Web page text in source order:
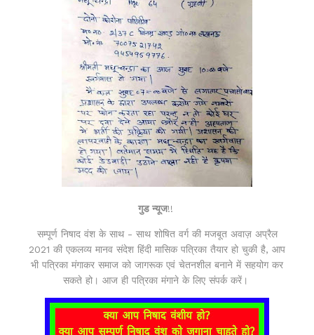
गुड न्यूज!!
सम्पूर्ण निषाद वंश के साथ - साथ शोषित वर्ग की मजबूत अवाज़ अप्रैल
2021 की एकलव्य मानव संदेश हिंदी मासिक पत्रिका तैयार हो चुकी है, आप
भी पत्रिका मंगाकर समाज को जागरूक एवं चेतनशील बनाने में सहयोग कर
सकते हो। आज ही पत्रिका मंगाने के लिए संपर्क करें।